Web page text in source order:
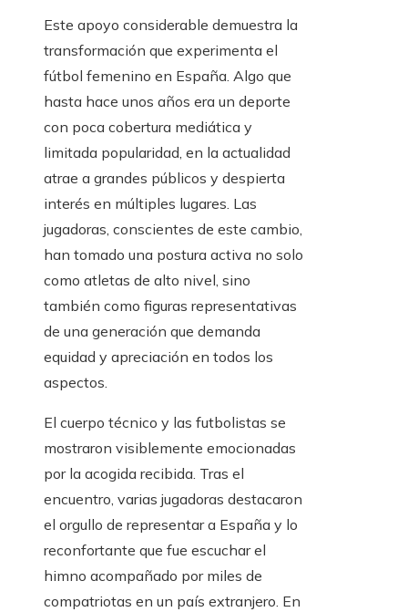
Este apoyo considerable demuestra la
transformación que experimenta el
fútbol femenino en España. Algo que
hasta hace unos años era un deporte
con poca cobertura mediática y
limitada popularidad, en la actualidad
atrae a grandes públicos y despierta
interés en múltiples lugares. Las
jugadoras, conscientes de este cambio,
han tomado una postura activa no solo
como atletas de alto nivel, sino
también como figuras representativas
de una generación que demanda
equidad y apreciación en todos los
aspectos.
El cuerpo técnico y las futbolistas se
mostraron visiblemente emocionadas
por la acogida recibida. Tras el
encuentro, varias jugadoras destacaron
el orgullo de representar a España y lo
reconfortante que fue escuchar el
himno acompañado por miles de
compatriotas en un país extranjero. En